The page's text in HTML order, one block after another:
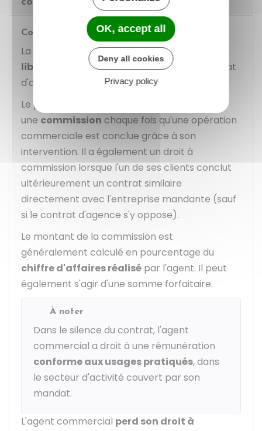
Comment l'agent commercial est-il rémunéré ?
La rémunération de l'agent commercial est
librement
fixée par les parties dans le contrat
d'agence.
Le plus souvent, l'agent commercial a droit à
une commission chaque fois qu'une opération
commerciale est conclue grâce à son
intervention. Il a également un droit à
commission lorsque l'un de ses clients conclut
ultérieurement un contrat similaire
directement avec l'entreprise mandante (sauf
si le contrat d'agence s'y oppose).
Le montant de la commission est
généralement calculé en pourcentage du
chiffre d'affaires réalisé par l'agent. Il peut
également s'agir d'une somme forfaitaire.
À noter
Dans le silence du contrat, l'agent
commercial a droit à une rémunération
conforme aux usages pratiqués, dans
le secteur d'activité couvert par son
mandat.
L'agent commercial perd son droit à
OK, accept all
Deny all cookies
Privacy policy